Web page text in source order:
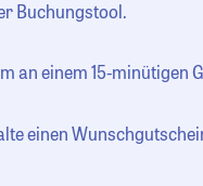
Buchungstool.
an einem 15-minütigen
einen